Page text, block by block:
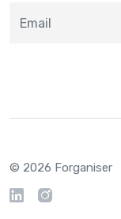
© 2026 Forganiser